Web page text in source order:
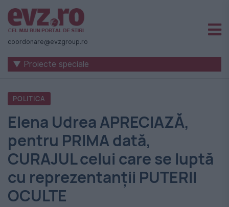
Știri
naționale
internaționale
România
-
Evenimentul
Zilei
coordonare@evzgroup.ro
▼ Proiecte speciale
POLITICA
Elena Udrea APRECIAZĂ,
pentru PRIMA dată,
CURAJUL celui care se luptă
cu reprezentanţii PUTERII
OCULTE